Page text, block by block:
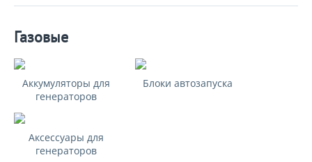
Газовые
Аккумуляторы для
генераторов
Блоки автозапуска
Аксессуары для
генераторов